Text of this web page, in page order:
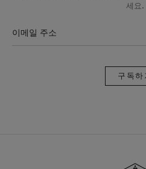
세요.
이메일 주소
독
리